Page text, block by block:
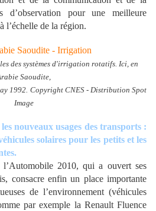
d’observation pour une meilleure
l’échelle de la région.
des systèmes d'irrigation rotatifs. Ici, en
Saoudite,
1992. Copyright CNES - Distribution Spot
Image
nouveaux usages des transports :
solaires pour les petits et les
2010, qui a ouvert ses
consacre enfin un place importante
de l’environnement (véhicules
par exemple la Renault Fluence